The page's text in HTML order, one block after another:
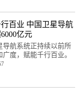
百业 中国卫星导航
亿元
导航系统正持续以前所
度，赋能千行百业。